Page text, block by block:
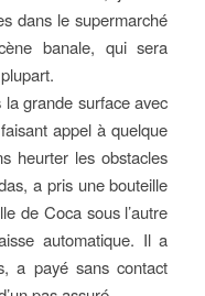
dans le supermarché
banale, qui sera
la grande surface avec
appel à quelque
heurter les obstacles
a pris une bouteille
de Coca sous l’autre
automatique. Il a
a payé sans contact